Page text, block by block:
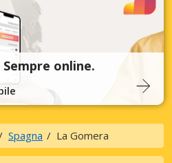
online.
Spagna La Gomera